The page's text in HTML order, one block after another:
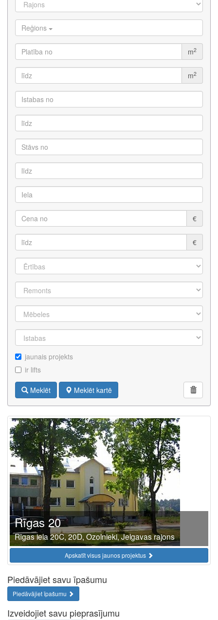
Reģions
m2
m2
€
€
jaunais projekts
ir lifts
Meklēt Meklēt kartē
Rīgas 20
Rīgas iela 20C, 20D, Ozolnieki, Jelgavas rajons
Apskatīt visus jaunos projektus
Piedāvājiet savu īpašumu
Piedāvājiet īpašumu
Izveidojiet savu pieprasījumu